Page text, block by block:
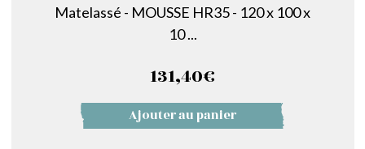
Matelassé - MOUSSE HR35 - 120 x 100 x
10 ...
131,40€
Ajouter au panier